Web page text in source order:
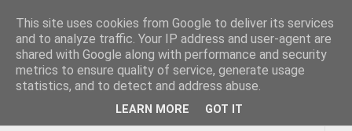
This site uses cookies from Google to deliver its services
and to analyze traffic. Your IP address and user-agent are
shared with Google along with performance and security
metrics to ensure quality of service, generate usage
statistics, and to detect and address abuse.
LEARN MORE GOT IT